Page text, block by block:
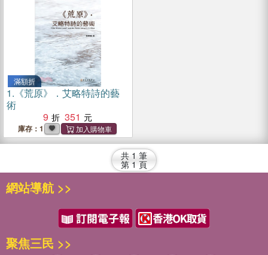
滿額折
1. 《荒原》．艾略特詩的藝
術
9
351
庫存：1
共 1 筆
第 1 頁
網站導航 >>
聚焦三民 >>